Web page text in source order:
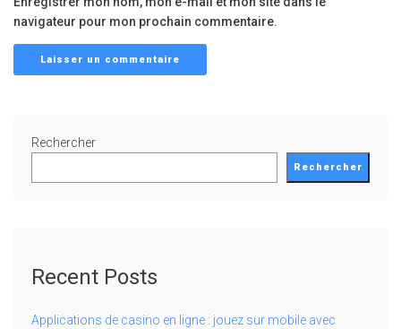
navigateur pour mon prochain commentaire.
Rechercher
Rechercher
Recent Posts
Applications de casino en ligne : jouez sur mobile avec